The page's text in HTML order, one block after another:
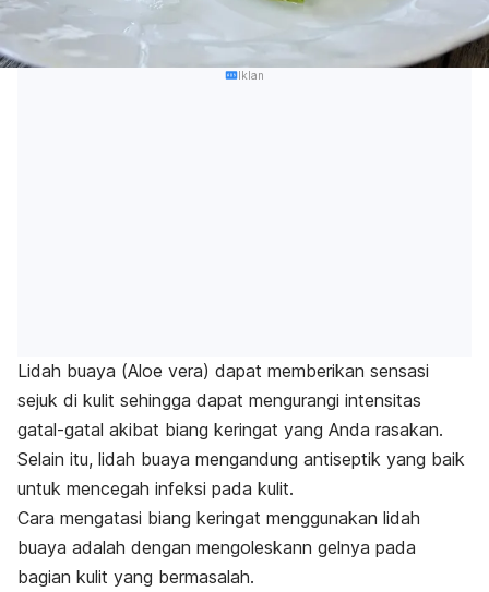
Iklan
Lidah buaya (Aloe vera) dapat memberikan sensasi
sejuk di kulit sehingga dapat mengurangi intensitas
gatal-gatal akibat biang keringat yang Anda rasakan.
Selain itu, lidah buaya mengandung antiseptik yang baik
untuk mencegah infeksi pada kulit.
Cara mengatasi biang keringat menggunakan lidah
buaya adalah dengan mengoleskann gelnya pada
bagian kulit yang bermasalah.